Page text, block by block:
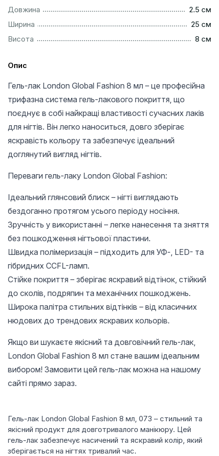
Довжина
2.5 см
Ширина
25 см
Висота
8 см
Опис
Гель-лак London Global Fashion 8 мл – це професійна
трифазна система гель-лакового покриття, що
поєднує в собі найкращі властивості сучасних лаків
для нігтів. Він легко наноситься, довго зберігає
яскравість кольору та забезпечує ідеальний
доглянутий вигляд нігтів.
Переваги гель-лаку London Global Fashion:
Ідеальний глянсовий блиск – нігті виглядають
бездоганно протягом усього періоду носіння.
Зручність у використанні – легке нанесення та зняття
без пошкодження нігтьової пластини.
Швидка полімеризація – підходить для УФ-, LED- та
гібридних CCFL-ламп.
Стійке покриття – зберігає яскравий відтінок, стійкий
до сколів, подряпин та механічних пошкоджень.
Широка палітра стильних відтінків – від класичних
нюдових до трендових яскравих кольорів.
Якщо ви шукаєте якісний та довговічний гель-лак,
London Global Fashion 8 мл стане вашим ідеальним
вибором! Замовити цей гель-лак можна на нашому
сайті прямо зараз.
Гель-лак London Global Fashion 8 мл, 073 – стильний та
якісний продукт для довготривалого манікюру. Цей
гель-лак забезпечує насичений та яскравий колір, який
зберігається на нігтях тривалий час.